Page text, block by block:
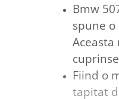
Bmw
spune
Fiind o
tapitat